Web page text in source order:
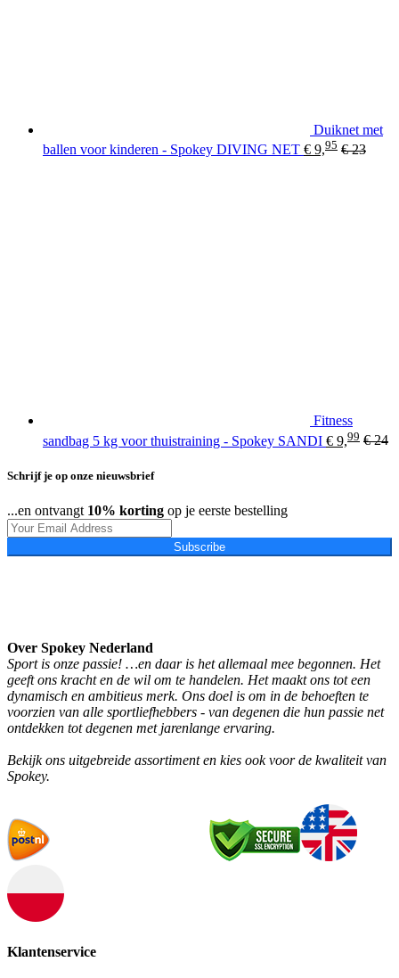
Duiknet met
ballen voor kinderen - Spokey DIVING NET € 9,95 €23
Fitness
sandbag 5 kg voor thuistraining - Spokey SANDI € 9,99 €24
Schrijf je op onze nieuwsbrief
...en ontvangt 10% korting op je eerste bestelling
Subscribe
Over Spokey Nederland
Sport is onze passie! …en daar is het allemaal mee begonnen. Het
geeft ons kracht en de wil om te handelen. Het maakt ons tot een
dynamisch en ambitieus merk. Ons doel is om in de behoeften te
voorzien van alle sportliefhebbers - van degenen die hun passie net
ontdekken tot degenen met jarenlange ervaring.
Bekijk ons uitgebreide assortiment en kies ook voor de kwaliteit van
Spokey.
Klantenservice